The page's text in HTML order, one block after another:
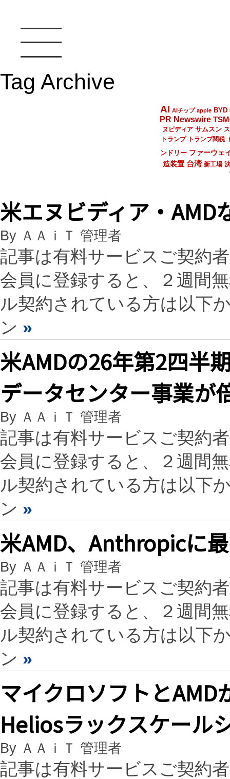
Tag Archive
AI AIチップ apple BYD
PR Newswire
ヌビディア サムスン
トランプ
トランプ関税
ンドリー ファーウェ
造装置 台湾 新工場
米エヌビディア・AMD
By ＡＡｉＴ 管理者
記事は有料サービスご契約
会員に登録すると、２週間
ル契約されている方は以下
ン »
米AMDの26年第2四半
データセンター事業が
By ＡＡｉＴ 管理者
記事は有料サービスご契約
会員に登録すると、２週間
ル契約されている方は以下
ン »
米AMD、Anthropicに
By ＡＡｉＴ 管理者
記事は有料サービスご契約
会員に登録すると、２週間
ル契約されている方は以下
ン »
マイクロソフトと
Heliosラックスケール
By ＡＡｉＴ 管理者
記事は有料サービスご契約